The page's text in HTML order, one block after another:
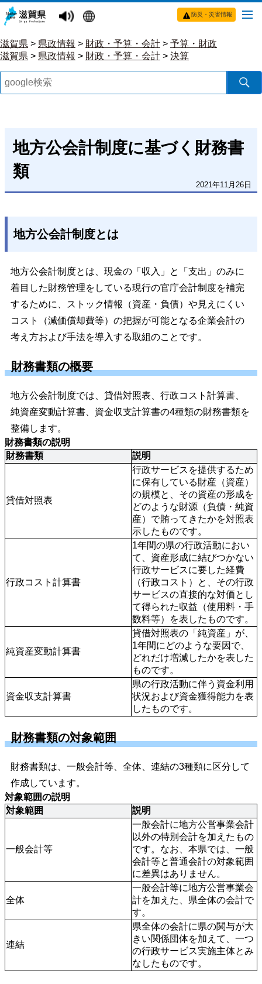
防災・災害情報
滋賀県 > 県政情報 > 財政・予算・会計 > 予算・財政
滋賀県 > 県政情報 > 財政・予算・会計 > 決算
地方公会計制度に基づく財務書
類
2021年11月26日
地方公会計制度とは
地方公会計制度とは、現金の「収入」と「支出」のみに
着目した財務管理をしている現行の官庁会計制度を補完
するために、ストック情報（資産・負債）や見えにくい
コスト（減価償却費等）の把握が可能となる企業会計の
考え方および手法を導入する取組のことです。
財務書類の概要
地方公会計制度では、貸借対照表、行政コスト計算書、
純資産変動計算書、資金収支計算書の4種類の財務書類を
整備します。
財務書類の説明
財務書類
説明
貸借対照表
行政サービスを提供するため
に保有している財産（資産）
の規模と、その資産の形成を
どのような財源（負債・純資
産）で賄ってきたかを対照表
示したものです。
行政コスト計算書
1年間の県の行政活動におい
て、資産形成に結びつかない
行政サービスに要した経費
（行政コスト）と、その行政
サービスの直接的な対価とし
て得られた収益（使用料・手
数料等）を表したものです。
純資産変動計算書
貸借対照表の「純資産」が、
1年間にどのような要因で、
どれだけ増減したかを表した
ものです。
資金収支計算書
県の行政活動に伴う資金利用
状況および資金獲得能力を表
したものです。
財務書類の対象範囲
財務書類は、一般会計等、全体、連結の3種類に区分して
作成しています。
対象範囲の説明
対象範囲
説明
一般会計等
一般会計に地方公営事業会計
以外の特別会計を加えたもの
です。なお、本県では、一般
会計等と普通会計の対象範囲
に差異はありません。
全体
一般会計等に地方公営事業会
計を加えた、県全体の会計で
す。
連結
県全体の会計に県の関与が大
きい関係団体を加えて、一つ
の行政サービス実施主体とみ
なしたものです。